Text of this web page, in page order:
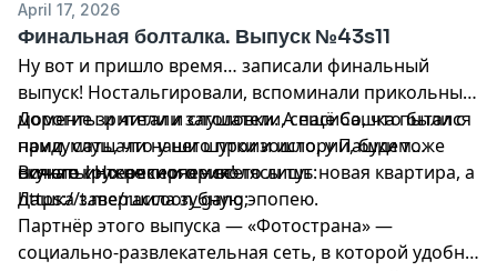
April 17, 2026
Финальная болталка. Выпуск №43s11
Ну вот и пришло время… записали финальный
выпуск! Ностальгировали, вспоминали прикольные
моменты и читали заголовки. А ещё Сашка пытался
придумать, что у него произошло, у Пашки тоже
ничего интересного – всего лишь новая квартира, а
Дашка завершила зубную эпопею.
Дорогие зрители и слушатели, спасибо, что были с
нами, слушали наши шутки и истории, будем
скучать! Но не теряемся!
Всякие кружочки и приколясы тут:
https://t.me/raccoon_gang;
Партнёр этого выпуска — «Фотострана» —
социально-развлекательная сеть, в которой удобно